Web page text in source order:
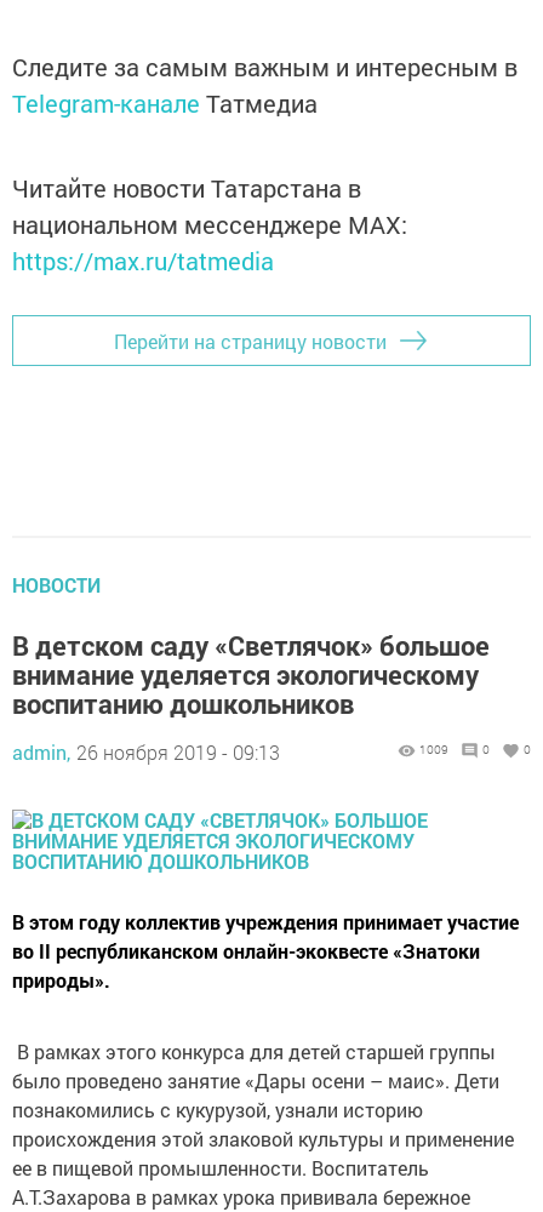
Следите за самым важным и интересным в
Telegram-канале Татмедиа
Читайте новости Татарстана в
национальном мессенджере MАХ:
https://max.ru/tatmedia
Перейти на страницу новости
НОВОСТИ
В детском саду «Светлячок» большое
внимание уделяется экологическому
воспитанию дошкольников
admin, 26 ноября 2019 - 09:13 1009 0 0
В этом году коллектив учреждения принимает участие
во II республиканском онлайн-экоквесте «Знатоки
природы».
В рамках этого конкурса для детей старшей группы
было проведено занятие «Дары осени – маис». Дети
познакомились с кукурузой, узнали историю
происхождения этой злаковой культуры и применение
ее в пищевой промышленности. Воспитатель
А.Т.Захарова в рамках урока прививала бережное